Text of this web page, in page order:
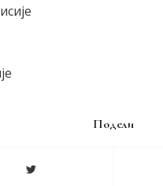
Подели